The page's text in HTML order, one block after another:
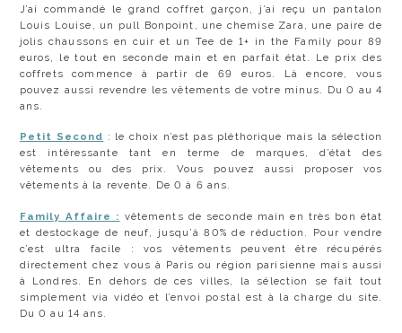
J’ai commandé le grand coffret garçon, j’ai reçu un pantalon
Louis Louise, un pull Bonpoint, une chemise Zara, une paire de
jolis chaussons en cuir et un Tee de 1+ in the Family pour 89
euros, le tout en seconde main et en parfait état. Le prix des
coffrets commence à partir de 69 euros. Là encore, vous
pouvez aussi revendre les vêtements de votre minus. Du 0 au 4
ans.
Petit Second : le choix n’est pas pléthorique mais la sélection
est intéressante tant en terme de marques, d’état des
vêtements ou des prix. Vous pouvez aussi proposer vos
vêtements à la revente. De 0 à 6 ans.
Family Affaire : vêtements de seconde main en très bon état
et destockage de neuf, jusqu’à 80% de réduction. Pour vendre
c’est ultra facile : vos vêtements peuvent être récupérés
directement chez vous à Paris ou région parisienne mais aussi
à Londres. En dehors de ces villes, la sélection se fait tout
simplement via vidéo et l’envoi postal est à la charge du site.
Du 0 au 14 ans.